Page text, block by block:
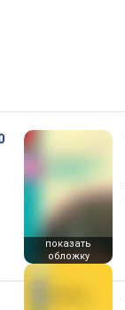
показать
обложку